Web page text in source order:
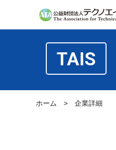
TAIS
ホーム > 企業詳細